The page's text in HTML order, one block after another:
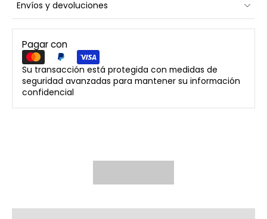
Envíos y devoluciones
Pagar con
Su transacción está protegida con medidas de
seguridad avanzadas para mantener su información
confidencial